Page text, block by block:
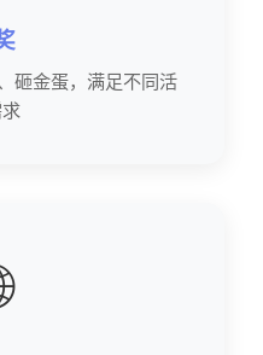
砸金蛋，满足不同活